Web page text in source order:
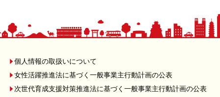
個人情報の取扱いについて
女性活躍推進法に基づく一般事業主行動計画の公表
次世代育成支援対策推進法に基づく一般事業主行動計画の公表